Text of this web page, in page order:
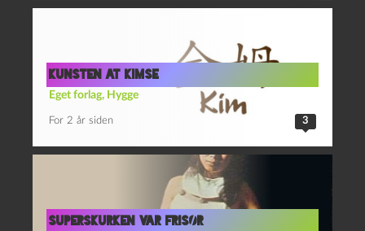
KUNSTEN AT KIMSE
Eget forlag, Hygge
For 2 år siden 3
Superskurken var frisør